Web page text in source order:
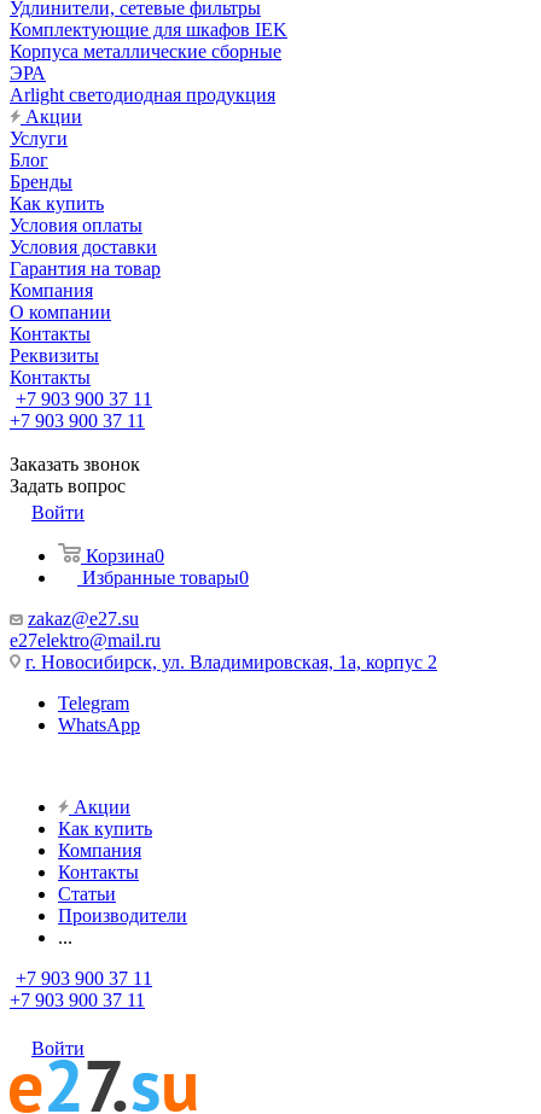
Удлинители, сетевые фильтры
Комплектующие для шкафов IEK
Корпуса металлические сборные
ЭРА
Arlight светодиодная продукция
Акции
Услуги
Блог
Бренды
Как купить
Условия оплаты
Условия доставки
Гарантия на товар
Компания
О компании
Контакты
Реквизиты
Контакты
+7 903 900 37 11
+7 903 900 37 11
Заказать звонок
Задать вопрос
Войти
Корзина0
Избранные товары0
zakaz@e27.su
e27elektro@mail.ru
г. Новосибирск, ул. Владимировская, 1а, корпус 2
Telegram
WhatsApp
Акции
Как купить
Компания
Контакты
Статьи
Производители
...
+7 903 900 37 11
+7 903 900 37 11
Войти